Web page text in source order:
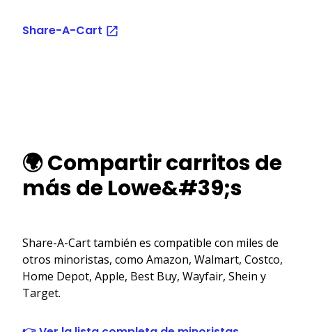
Share-A-Cart
🌍 Compartir carritos de
más de Lowe&#39;s
Share-A-Cart también es compatible con miles de
otros minoristas, como Amazon, Walmart, Costco,
Home Depot, Apple, Best Buy, Wayfair, Shein y
Target.